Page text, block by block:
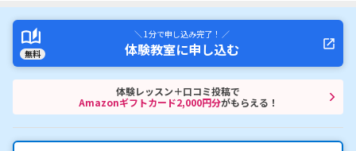
無料
＼ 1分で申し込み完了！ ／
体験教室に申し込む
体験レッスン＋口コミ投稿で
Amazonギフトカード2,000円分がもらえる！